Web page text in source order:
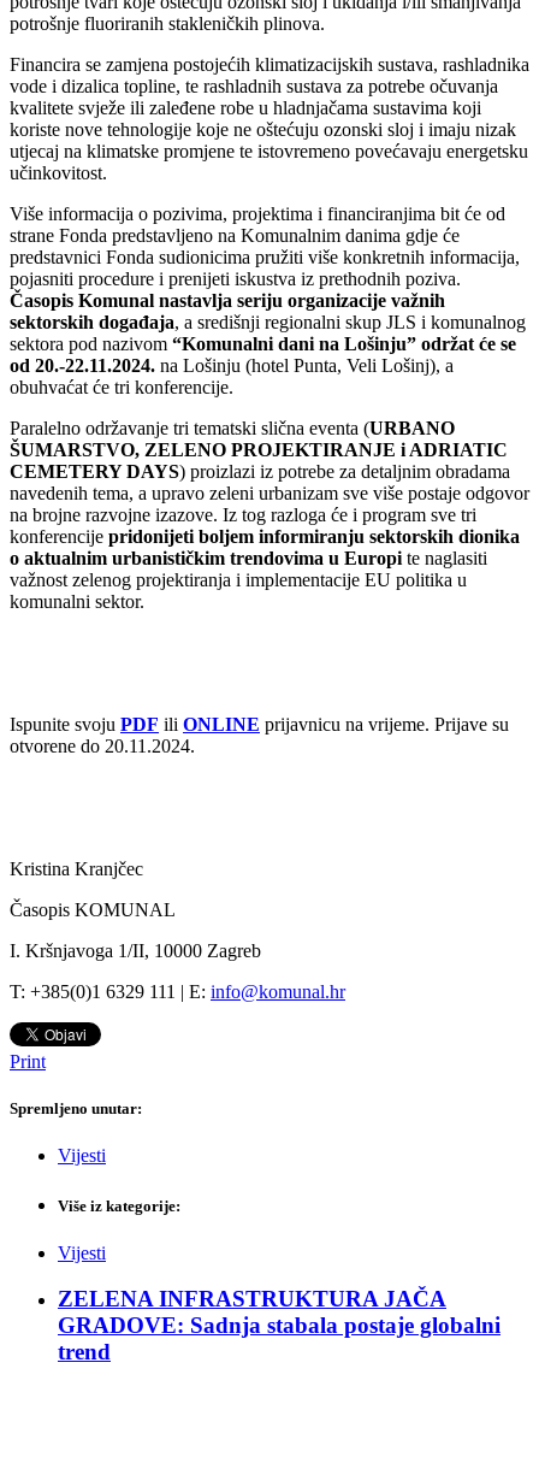
potrošnje fluoriranih stakleničkih plinova.
Financira se zamjena postojećih klimatizacijskih sustava, rashladnika
vode i dizalica topline, te rashladnih sustava za potrebe očuvanja
kvalitete svježe ili zaleđene robe u hladnjačama sustavima koji
koriste nove tehnologije koje ne oštećuju ozonski sloj i imaju nizak
utjecaj na klimatske promjene te istovremeno povećavaju energetsku
učinkovitost.
Više informacija o pozivima, projektima i financiranjima bit će od
strane Fonda predstavljeno na Komunalnim danima gdje će
predstavnici Fonda sudionicima pružiti više konkretnih informacija,
pojasniti procedure i prenijeti iskustva iz prethodnih poziva.
Časopis Komunal nastavlja seriju organizacije važnih
sektorskih događaja, a središnji regionalni skup JLS i komunalnog
sektora pod nazivom “Komunalni dani na Lošinju” održat će se
od 20.-22.11.2024. na Lošinju (hotel Punta, Veli Lošinj), a
obuhvaćat će tri konferencije.
Paralelno održavanje tri tematski slična eventa (URBANO
ŠUMARSTVO, ZELENO PROJEKTIRANJE i ADRIATIC
CEMETERY DAYS) proizlazi iz potrebe za detaljnim obradama
navedenih tema, a upravo zeleni urbanizam sve više postaje odgovor
na brojne razvojne izazove. Iz tog razloga će i program sve tri
konferencije pridonijeti boljem informiranju sektorskih dionika
o aktualnim urbanističkim trendovima u Europi te naglasiti
važnost zelenog projektiranja i implementacije EU politika u
komunalni sektor.
Ispunite svoju PDF ili ONLINE prijavnicu na vrijeme. Prijave su
otvorene do 20.11.2024.
Kristina Kranjčec
Časopis KOMUNAL
I. Kršnjavoga 1/II, 10000 Zagreb
T: +385(0)1 6329 111 | E: info@komunal.hr
Print
Spremljeno unutar:
Vijesti
Više iz kategorije:
Vijesti
ZELENA INFRASTRUKTURA JAČA
GRADOVE: Sadnja stabala postaje globalni
trend